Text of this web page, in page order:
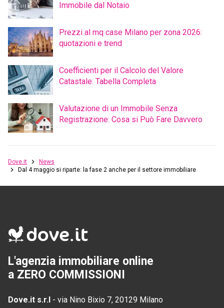
Immobile dal Notaio
Prezzi al mq case Milano per zona 2026:
quotazioni e trend
Coefficienti per il Calcolo del Valore
Catastale: Tabella Completa
Valutazione di un Immobile Senza
Registrazione: Cosa si Può Fare Davvero
Dove.it
News
Dal 4 maggio si riparte: la fase 2 anche per il settore immobiliare
L'agenzia immobiliare online
a ZERO COMMISSIONI
Dove.it s.r.l - via Nino Bixio 7, 20129 Milano